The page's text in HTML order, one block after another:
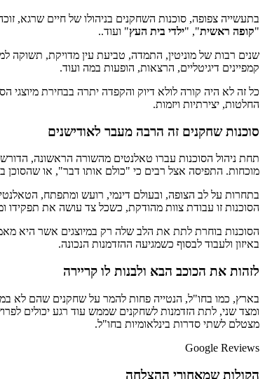
בתעשייה צפופה, סוכנות השחקנים בניהולו של חיים שרגא,
"קופה ראשית", "ילדי בית העץ" ועוד..
שנים רבות של מוניטין, התמדה, טביעת עין מדויקת, תשוקה
קמפיינים דיגיטליים, הרצאות, הופעות במה ועוד.
כל זה לא היה קורה לולא דיוק והקפדה יתרה בבחירת מיוצגי
החלטות, יצירתיות ויזמות.
סוכנות שחקנים זה הרבה מעבר לאודישנים
מוכחות. התפיסה אצל רבים כי "כולם אותו דבר", או שהסוכן
בתחרות על לב הצופה, ובעולם דינמי, רועש ומתפתח,
הסוכנות זו עבודת צוות מהודקת, כשכל צד עושה את תפקידו
באיזון ולעבוד לבסוף כשמגיעה ההזדמנות הנכונה.
לזהות את הכוכב הבא ולבנות לו קריירה
בארץ, כמו בחו"ל, הנטייה פחות להמר על שחקנים שהם לא
ומצד שני, לתת הזדמנות לשחקנים שממש עוד רגע יכולים
מצטלם לשתי סדרות בינלאומיות בחו"ל.
Google Reviews
הקולות שמאחורי ההצלחה